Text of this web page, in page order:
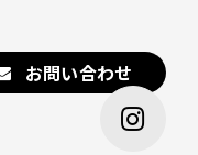
お問い合わせ